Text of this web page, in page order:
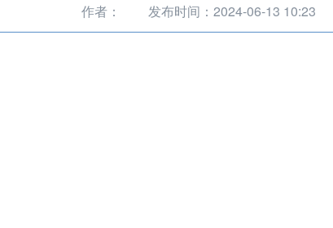
作者： 发布时间：2024-06-13 10:23